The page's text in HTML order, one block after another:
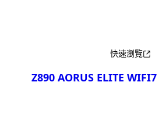
快速瀏覽
Z890 AORUS ELITE WIFI7